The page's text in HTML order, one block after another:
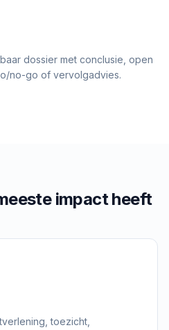
dossier met conclusie, open
no-go of vervolgadvies.
impact heeft
toezicht,